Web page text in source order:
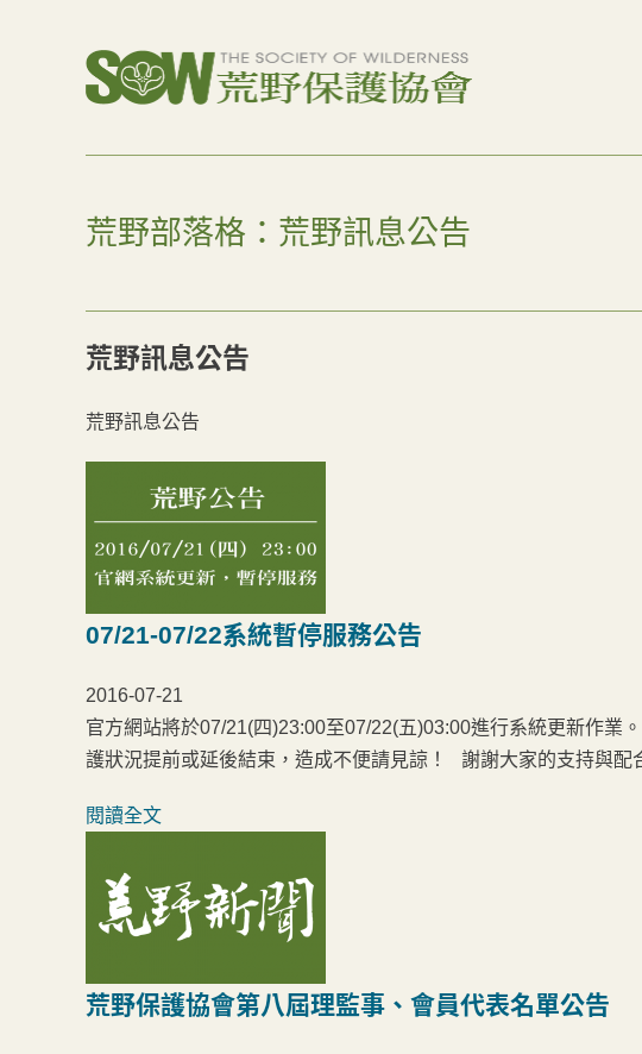
荒野部落格：荒野訊息公告
荒野訊息公告
荒野訊息公告
07/21-07/22系統暫停服務公告
2016-07-21
官方網站將於07/21(四)23:00至07/22(五)03:00進行系統更新作業
護狀況提前或延後結束，造成不便請見諒！ 謝謝大家的支持與配
閱讀全文
荒野保護協會第八屆理監事、會員代表名單公告